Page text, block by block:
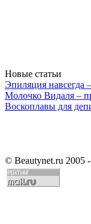
Новые статьи
Эпиляция навсегда
Молочко Видаля –
Воскоплавы для
© Beautynet.ru 2005